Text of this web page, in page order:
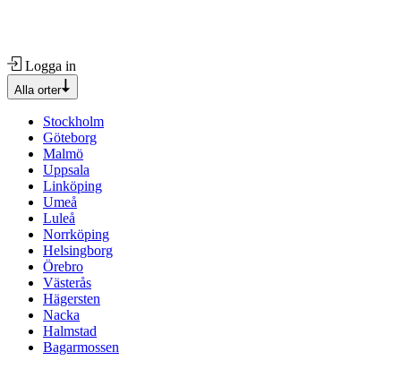
Logga in
Alla orter
Stockholm
Göteborg
Malmö
Uppsala
Linköping
Umeå
Luleå
Norrköping
Helsingborg
Örebro
Västerås
Hägersten
Nacka
Halmstad
Bagarmossen